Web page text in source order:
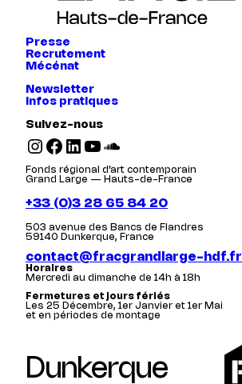
Presse
Recrutement
Mécénat
Newsletter
Infos pratiques
Suivez-nous
Instagram Facebook LinkedIn YouTube SoundCloud
Fonds régional d’art contemporain
Grand Large — Hauts-de-France
+33 (0)3 28 65 84 20
503 avenue des Bancs de Flandres
59140 Dunkerque, France
contact@fracgrandlarge-hdf.fr
Horaires
Mercredi au dimanche de 14h à 18h
Fermetures et jours fériés
Les 25 Décembre, 1er Janvier et 1er Mai
et en périodes de montage
Dunkerque